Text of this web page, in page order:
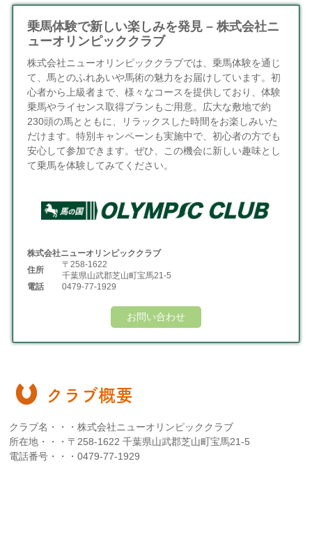
乗馬体験で新しい楽しみを発見 – 株式会社ニ
ューオリンピッククラブ
株式会社ニューオリンピッククラブでは、乗馬体験を通じ
て、馬とのふれあいや馬術の魅力をお届けしています。初
心者から上級者まで、様々なコースを提供しており、体験
乗馬やライセンス取得プランもご用意。広大な敷地で約
230頭の馬とともに、リラックスした時間をお楽しみいた
だけます。特別キャンペーンも実施中で、初心者の方でも
安心して参加できます。ぜひ、この機会に新しい趣味とし
て乗馬を体験してみてください。
株式会社ニューオリンピッククラブ
住所
〒258-1622
千葉県山武郡芝山町宝馬21-5
電話
0479-77-1929
お問い合わせ
クラブ概要
クラブ名・・・株式会社ニューオリンピッククラブ
所在地・・・〒258-1622 千葉県山武郡芝山町宝馬21-5
電話番号・・・0479-77-1929